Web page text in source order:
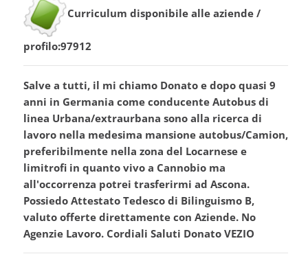
Curriculum disponibile alle aziende /
profilo:97912
Salve a tutti, il mi chiamo Donato e dopo quasi 9
anni in Germania come conducente Autobus di
linea Urbana/extraurbana sono alla ricerca di
lavoro nella medesima mansione autobus/Camion,
preferibilmente nella zona del Locarnese e
limitrofi in quanto vivo a Cannobio ma
all'occorrenza potrei trasferirmi ad Ascona.
Possiedo Attestato Tedesco di Bilinguismo B,
valuto offerte direttamente con Aziende. No
Agenzie Lavoro. Cordiali Saluti Donato VEZIO